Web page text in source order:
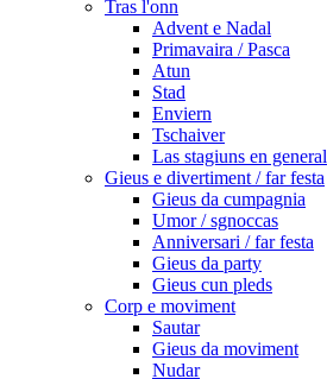
Tras l'onn
Advent e Nadal
Primavaira / Pasca
Atun
Stad
Enviern
Tschaiver
Las stagiuns en general
Gieus e divertiment / far festa
Gieus da cumpagnia
Umor / sgnoccas
Anniversari / far festa
Gieus da party
Gieus cun pleds
Corp e moviment
Sautar
Gieus da moviment
Nudar